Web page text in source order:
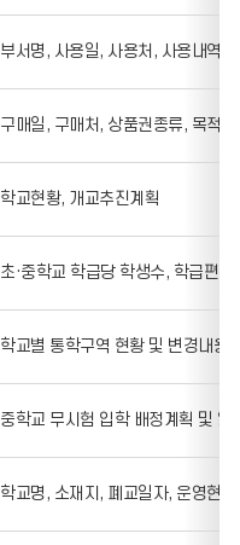
부서명, 사용일, 사용처, 사용내역
구매일, 구매처, 상품권종류, 목적,
학교현황, 개교추진계획
초·중학교 학급당 학생수, 학급편성
학교별 통학구역 현황 및 변경내용
중학교 무시험 입학 배정계획 및 일
학교명, 소재지, 폐교일자, 운영현황